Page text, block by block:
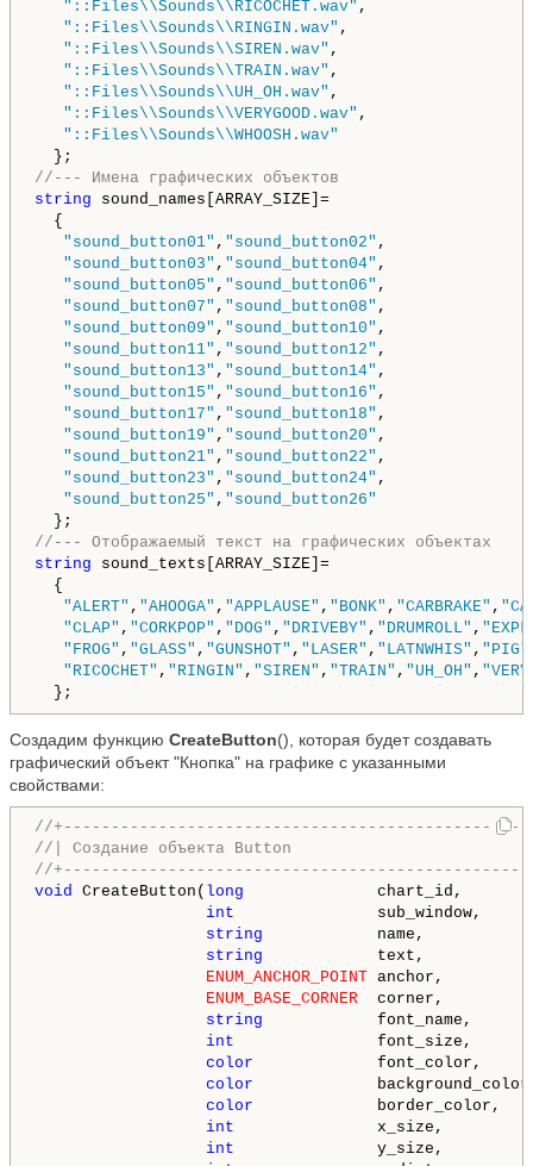
"::Files\\Sounds\\RICOCHET.wav" ,
"::Files\\Sounds\\RINGIN.wav" ,
"::Files\\Sounds\\SIREN.wav" ,
"::Files\\Sounds\\TRAIN.wav" ,
"::Files\\Sounds\\UH_OH.wav" ,
"::Files\\Sounds\\VERYGOOD.wav" ,
"::Files\\Sounds\\WHOOSH.wav"
//--- Имена графических объектов
string sound_names[ARRAY_SIZE]=
{
"sound_button01" , "sound_button02" ,
"sound_button03" , "sound_button04" ,
"sound_button05" , "sound_button06" ,
"sound_button07" , "sound_button08" ,
"sound_button09" , "sound_button10" ,
"sound_button11" , "sound_button12" ,
"sound_button13" , "sound_button14" ,
"sound_button15" , "sound_button16" ,
"sound_button17" , "sound_button18" ,
"sound_button19" , "sound_button20" ,
"sound_button21" , "sound_button22" ,
"sound_button23" , "sound_button24" ,
"sound_button25" , "sound_button26"
//--- Отображаемый текст на графических объектах
string sound_texts[ARRAY_SIZE]=
{
"ALERT" , "AHOOGA" , "APPLAUSE" , "BONK" , "CARBRAKE" ,
"CLAP" , "CORKPOP" , "DOG" , "DRIVEBY" , "DRUMROLL" ,
"FROG" , "GLASS" , "GUNSHOT" , "LASER" , "LATNWHIS" , "PIG"
"RICOCHET" , "RINGIN" , "SIREN" , "TRAIN" , "UH_OH" ,
};
Создадим функцию CreateButton(), которая будет создавать
графический объект "Кнопка" на графике с указанными
свойствами:
//
//| Создание объекта Button
//
void CreateButton( long
int
string
string
ENUM_ANCHOR_POINT
ENUM_BASE_CORNER
string
int
color
color
color
int
int